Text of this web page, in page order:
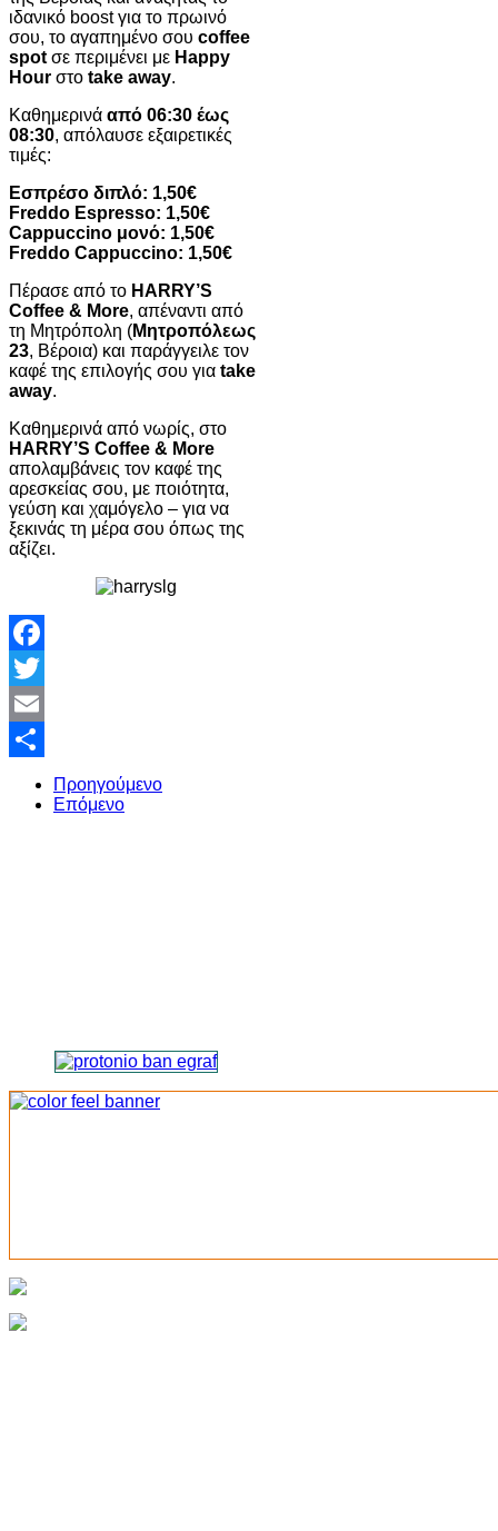
ιδανικό boost για το πρωινό
σου, το αγαπημένο σου coffee
spot σε περιμένει με Happy
Hour στο take away.
Καθημερινά από 06:30 έως
08:30, απόλαυσε εξαιρετικές
τιμές:
Εσπρέσο διπλό: 1,50€
Freddo Espresso: 1,50€
Cappuccino μονό: 1,50€
Freddo Cappuccino: 1,50€
Πέρασε από το HARRY’S
Coffee & More, απέναντι από
τη Μητρόπολη (Μητροπόλεως
23, Βέροια) και παράγγειλε τον
καφέ της επιλογής σου για take
away.
Καθημερινά από νωρίς, στο
HARRY’S Coffee & More
απολαμβάνεις τον καφέ της
αρεσκείας σου, με ποιότητα,
γεύση και χαμόγελο – για να
ξεκινάς τη μέρα σου όπως της
αξίζει.
Facebook
Twitter
Email
Share
Προηγούμενο
Επόμενο